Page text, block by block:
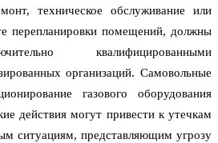
техническое обслуживание или
перепланировки помещений, должны
квалифицированными
организаций. Самовольные
газового оборудования
действия могут привести к утечкам
ситуациям, представляющим угрозу